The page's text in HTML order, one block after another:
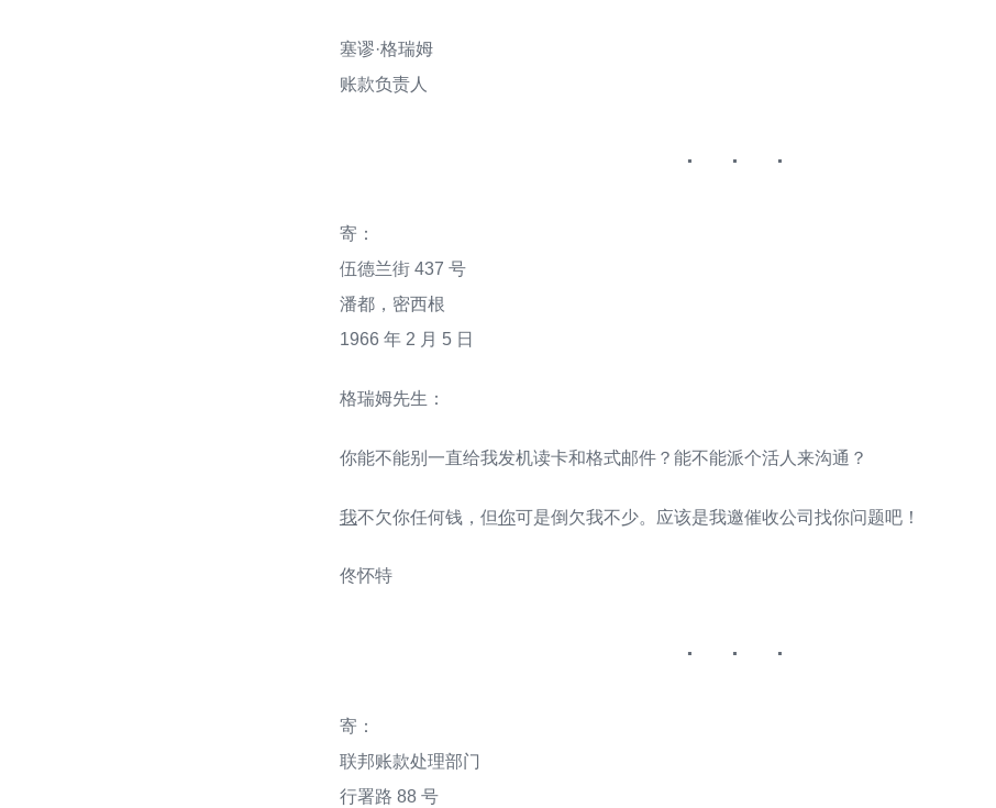
塞谬·格瑞姆
账款负责人
寄：
伍德兰街 437 号
潘都，密西根
1966 年 2 月 5 日
格瑞姆先生：
你能不能别一直给我发机读卡和格式邮件？能不能派个活人来沟通？
我不欠你任何钱，但你可是倒欠我不少。应该是我邀催收公司找你问题吧！
佟怀特
寄：
联邦账款处理部门
行署路 88 号